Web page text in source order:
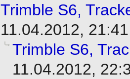
Trimble S6,
11.04.2012, 21:41
Trimble S6,
11.04.2012,